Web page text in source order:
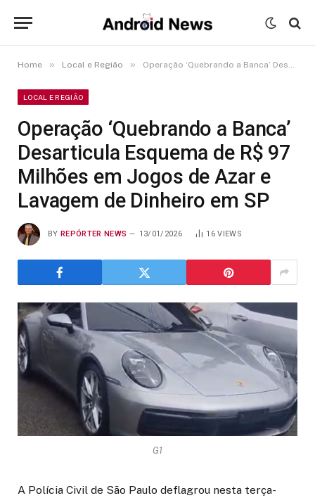
Home » Local e Região » Operação ‘Quebrando a Banca’ Desarticula Esquema de R$ 97 Milhões em Jogos de Azar e Lavagem de Dinheiro em SP
LOCAL E REGIÃO
Operação ‘Quebrando a Banca’
Desarticula Esquema de R$ 97
Milhões em Jogos de Azar e
Lavagem de Dinheiro em SP
BY REPÓRTER NEWS 13/01/2026 16VIEWS
G1
A Polícia Civil de São Paulo deflagrou nesta terça-